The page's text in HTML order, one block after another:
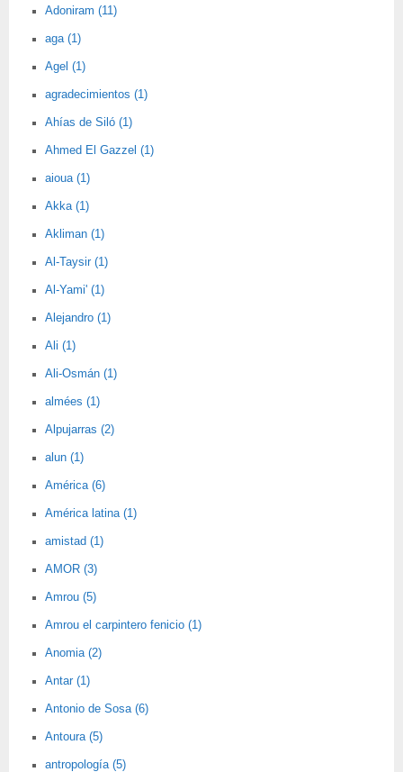
Adoniram (11)
aga (1)
Agel (1)
agradecimientos (1)
Ahías de Siló (1)
Ahmed El Gazzel (1)
aioua (1)
Akka (1)
Akliman (1)
Al-Taysir (1)
Al-Yami' (1)
Alejandro (1)
Ali (1)
Ali-Osmán (1)
almées (1)
Alpujarras (2)
alun (1)
América (6)
América latina (1)
amistad (1)
AMOR (3)
Amrou (5)
Amrou el carpintero fenicio (1)
Anomia (2)
Antar (1)
Antonio de Sosa (6)
Antoura (5)
antropología (5)